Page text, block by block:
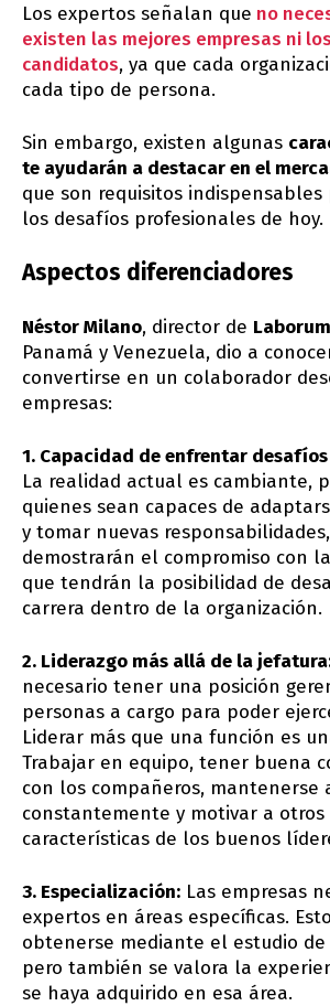
Los expertos señalan que no
existen las mejores empresas ni
candidatos, ya que cada
cada tipo de persona.
Sin embargo, existen algunas
te ayudarán a destacar en el
que son requisitos
los desafíos profesionales de hoy.
Aspectos diferenciadores
Néstor Milano, director de Laborum
Panamá y Venezuela, dio a
convertirse en un colaborador
empresas:
1. Capacidad de enfrentar
La realidad actual es cambiante,
quienes sean capaces de
y tomar nuevas
demostrarán el compromiso con
que tendrán la posibilidad de
carrera dentro de la organización.
2. Liderazgo más allá de la
necesario tener una posición
personas a cargo para poder
Liderar más que una función es
Trabajar en equipo, tener buena
con los compañeros, mantenerse
constantemente y motivar a otros
características de los buenos
3. Especialización: Las empresas
expertos en áreas específicas.
obtenerse mediante el estudio de
pero también se valora la
se haya adquirido en esa área.